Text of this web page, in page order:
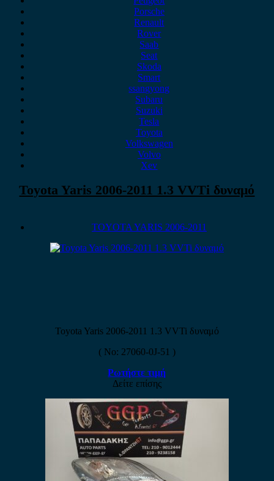
Porsche
Renault
Rover
Saab
Seat
Skoda
Smart
ssangyong
Subaru
Suzuki
Tesla
Toyota
Volkswagen
Volvo
Xev
Toyota Yaris 2006-2011 1.3 VVTi δυναμό
TOYOTA YARIS 2006-2011
Toyota Yaris 2006-2011 1.3 VVTi δυναμό
( No: 27060-0J-51 )
Ρωτήστε τιμή
Δείτε επίσης